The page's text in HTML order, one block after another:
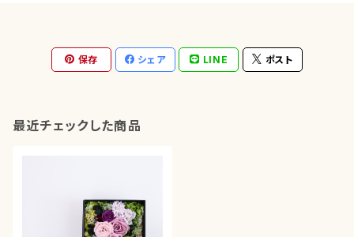
保存 シェア LINE ポスト
最近チェックした商品